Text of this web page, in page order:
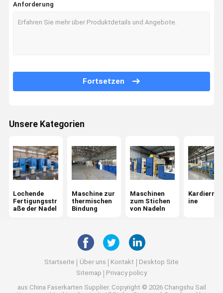
Maschinen zum Stichen von Nadeln
Maschine zum Formieren von Seiten
Maschine zum Bügeln mit Kalender
Wickelmaschine
Maschine zur Veredelung von Stoffen
Anforderung
Fortsetzen
Unsere Kategorien
Lochende
Fertigungsstr
aße der Nadel
Maschine zur
thermischen
Bindung
Maschinen
zum Stichen
von Nadeln
ine
Startseite Über uns Kontakt
Desktop Site
Sitemap
Privacy policy
aus China Faserkarten Supplier. Copyright © 2026 Changshu Sail